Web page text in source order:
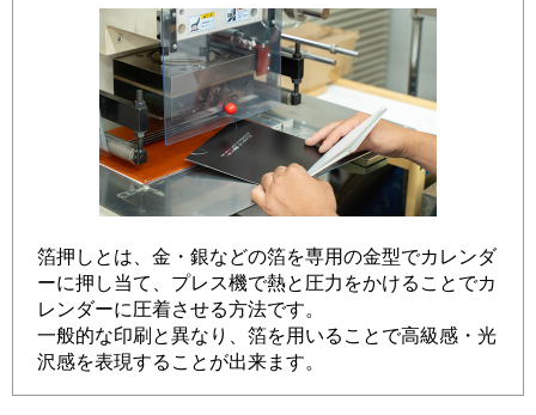
箔押しとは、金・銀などの箔を専用の金型でカレンダ
ーに押し当て、プレス機で熱と圧力をかけることでカ
レンダーに圧着させる方法です。
一般的な印刷と異なり、箔を用いることで高級感・光
沢感を表現することが出来ます。